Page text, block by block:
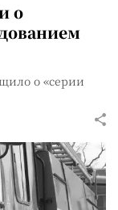
о
о «серии